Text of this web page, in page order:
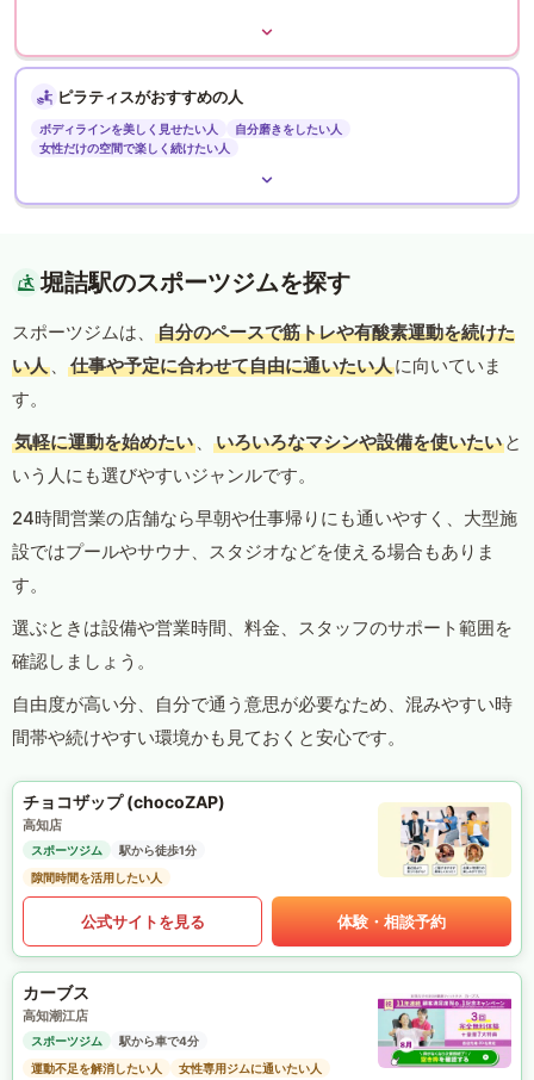
ピラティスがおすすめの人
ボディラインを美しく見せたい人
自分磨きをしたい人
女性だけの空間で楽しく続けたい人
堀詰駅のスポーツジムを探す
スポーツジムは、
自分のペースで筋トレや有酸素運動を続けた
い人 、 仕事や予定に合わせて自由に通いたい人に向いていま
す。
気軽に運動を始めたい 、 いろいろなマシンや設備を使いたい と
いう人にも選びやすいジャンルです。
24時間営業の店舗なら早朝や仕事帰りにも通いやすく、大型施
設ではプールやサウナ、スタジオなどを使える場合もありま
す。
選ぶときは設備や営業時間、料金、スタッフのサポート範囲を
確認しましょう。
自由度が高い分、自分で通う意思が必要なため、混みやすい時
間帯や続けやすい環境かも見ておくと安心です。
チョコザップ (chocoZAP)
高知店
スポーツジム
駅から徒歩1分
隙間時間を活用したい人
公式サイトを見る 体験・相談予約
カーブス
高知潮江店
スポーツジム
駅から車で4分
運動不足を解消したい人
女性専用ジムに通いたい人